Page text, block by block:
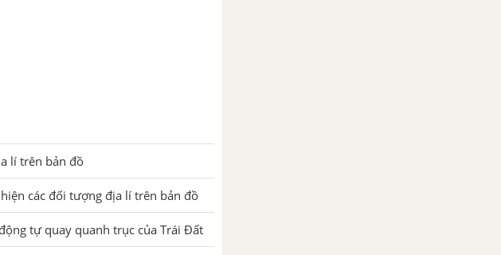
lí trên bản đồ
các đối tượng địa lí trên bản đồ
tự quay quanh trục của Trái Đất